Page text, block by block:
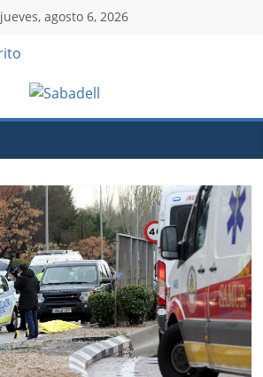
jueves, agosto 6, 2026